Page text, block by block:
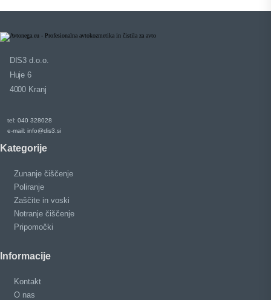
DIS3 d.o.o.
Huje 6
4000 Kranj
tel: 040 328028
e-mail: info@dis3.si
Kategorije
Zunanje čiščenje
Poliranje
Zaščite in voski
Notranje čiščenje
Pripomočki
Informacije
Kontakt
O nas